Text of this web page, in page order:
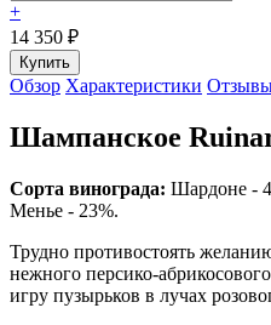
+
14 350 ₽
Обзор Характеристики
Шампанское
Cорта винограда: Шардоне -
Менье - 23%.
Трудно противостоять
нежного персико-
игру пузырьков в лучах